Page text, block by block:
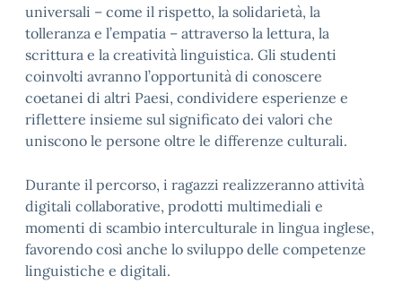
universali – come il rispetto, la solidarietà, la
tolleranza e l’empatia – attraverso la lettura, la
scrittura e la creatività linguistica. Gli studenti
coinvolti avranno l’opportunità di conoscere
coetanei di altri Paesi, condividere esperienze e
riflettere insieme sul significato dei valori che
uniscono le persone oltre le differenze culturali.
Durante il percorso, i ragazzi realizzeranno attività
digitali collaborative, prodotti multimediali e
momenti di scambio interculturale in lingua inglese,
favorendo così anche lo sviluppo delle competenze
linguistiche e digitali.